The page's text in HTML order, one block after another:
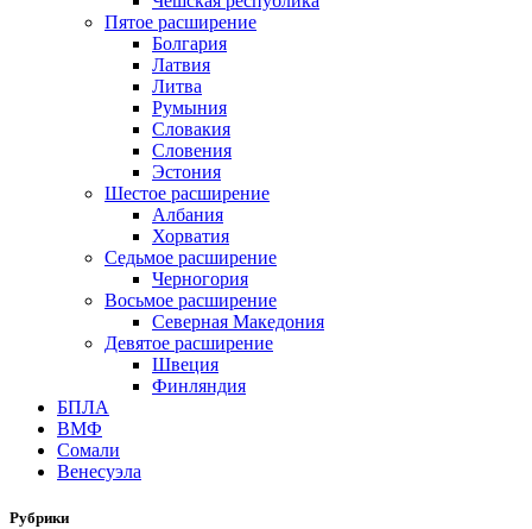
Пятое расширение
Болгария
Латвия
Литва
Румыния
Словакия
Словения
Эстония
Шестое расширение
Албания
Хорватия
Седьмое расширение
Черногория
Восьмое расширение
Северная Македония
Девятое расширение
Швеция
Финляндия
БПЛА
ВМФ
Сомали
Венесуэла
Рубрики